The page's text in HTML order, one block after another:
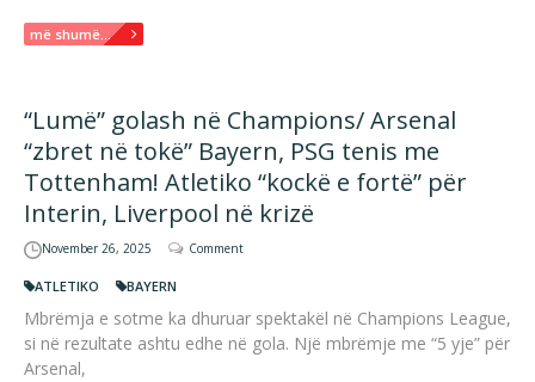
më shumë...
“Lumë” golash në Champions/ Arsenal
“zbret në tokë” Bayern, PSG tenis me
Tottenham! Atletiko “kockë e fortë” për
Interin, Liverpool në krizë
November 26, 2025 Comment
ATLETIKO BAYERN
Mbrëmja e sotme ka dhuruar spektakël në Champions League,
si në rezultate ashtu edhe në gola. Një mbrëmje me “5 yje” për
Arsenal,